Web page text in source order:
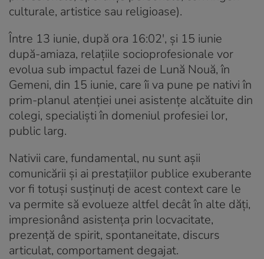
culturale, artistice sau religioase).
Între 13 iunie, după ora 16:02′, și 15 iunie
după-amiaza, relațiile socioprofesionale vor
evolua sub impactul fazei de Lună Nouă, în
Gemeni, din 15 iunie, care îi va pune pe nativi în
prim-planul atenției unei asistențe alcătuite din
colegi, specialiști în domeniul profesiei lor,
public larg.
Nativii care, fundamental, nu sunt așii
comunicării și ai prestațiilor publice exuberante
vor fi totuși susținuți de acest context care le
va permite să evolueze altfel decât în alte dăți,
impresionând asistența prin locvacitate,
prezență de spirit, spontaneitate, discurs
articulat, comportament degajat.